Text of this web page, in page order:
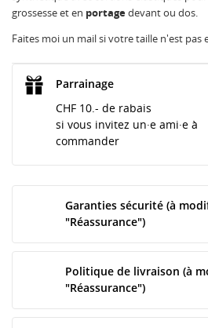
grossesse et en portagedevant ou dos.
Faites moi un mail si votre taille n'est pas
Parrainage
CHF 10.- de rabais
si vous invitez un·e ami·e à
commander
Garanties sécurité (à
"Réassurance")
Politique de livraison (à
"Réassurance")